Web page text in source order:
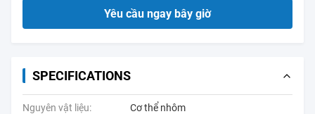
Yêu cầu ngay bây giờ
SPECIFICATIONS
Nguyên vật liệu: Cơ thể nhôm